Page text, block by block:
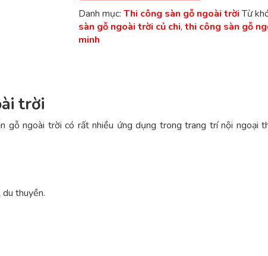
Danh mục: Thi công sàn gỗ ngoài trời Từ
sàn gỗ ngoài trời củ chi, thi công sàn gỗ
minh
trời
gỗ ngoài trời có rất nhiều ứng dụng trong trang trí nội ngoại
thuyền.